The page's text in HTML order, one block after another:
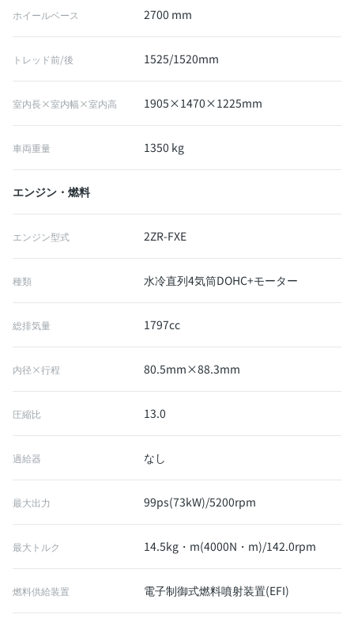
ホイールベース 2700 mm
トレッド前/後 1525/1520mm
室内長×室内幅×室内高 1905×1470×1225mm
車両重量 1350 kg
エンジン・燃料
エンジン型式 2ZR-FXE
種類 水冷直列4気筒DOHC+モーター
総排気量 1797cc
内径×行程 80.5mm×88.3mm
圧縮比 13.0
過給器 なし
最大出力 99ps(73kW)/5200rpm
最大トルク 14.5kg・m(4000N・m)/142.0rpm
燃料供給装置 電子制御式燃料噴射装置(EFI)